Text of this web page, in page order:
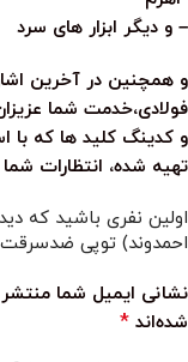
– و دیگر ابزار های سرد
و همچنین در آخرین
فولادی،خدمت شما
و کدینگ کلید ها که با
تهیه شده، انتظارات
اولین نفری باشید که
احمدوند) توپی ضدسرقت 85X50 کلید 4پر کلید بلند”
نشانی ایمیل شما
شده‌اند *